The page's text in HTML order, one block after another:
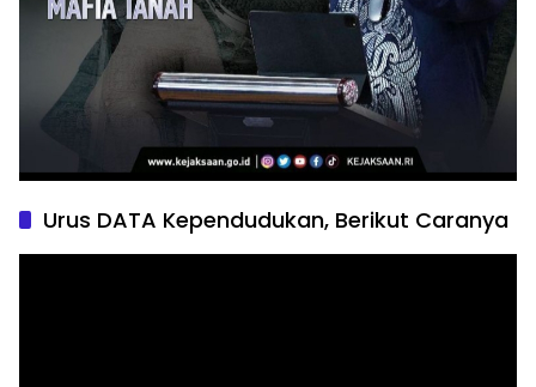
Urus DATA Kependudukan, Berikut Caranya